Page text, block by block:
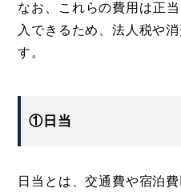
なお、これらの費用は正
入できるため、法人税や
す。
①日当
日当とは、交通費や宿泊